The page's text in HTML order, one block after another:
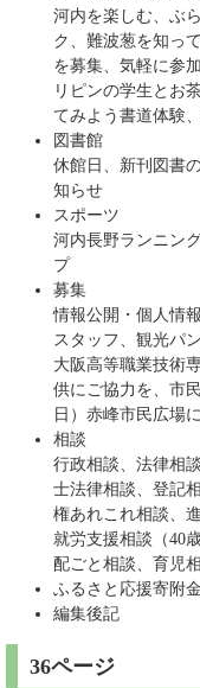
河内を楽しむ、ぶ
ク、難波葱を知っ
を募集、気軽に参
リピンの学生とお
てみよう書道体験
図書館
休館日、新刊図書
知らせ
スポーツ
河内長野ランニン
プ
募集
情報公開・個人情
スタッフ、観光パ
大阪高等職業技術
供にご協力を、市
日）赤峰市民広場
相談
行政相談、法律相
士法律相談、登記
権あれこれ相談、
就労支援相談（40
配ごと相談、育児
ふるさと応援寄附金
編集後記
36ページ